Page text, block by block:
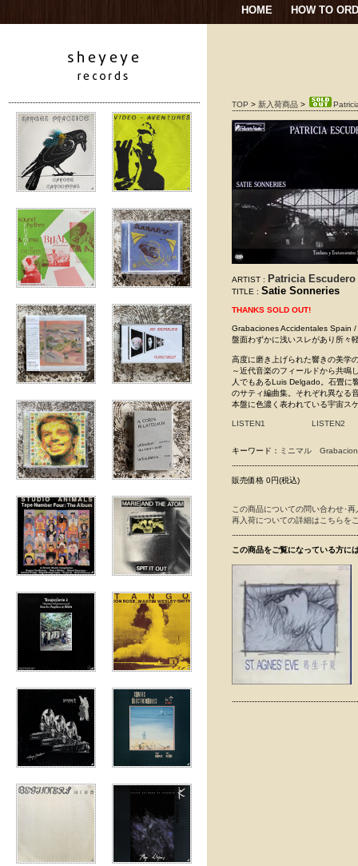
HOME HOW TO
TOP > 新入荷商品 >
ARTIST : Patricia Escudero
TITLE : Satie Sonneries
THANKS SOLD OUT!
Grabaciones Accidentales Spain
盤面わずかに浅いスレがあり所々
高度に磨き上げられた響きの美学
～近代音楽のフィールドから共鳴
人でもあるLuis Delgado。石畳に
のサティ編曲集。それぞれ異なる
本盤に色濃く表われている宇宙ス
LISTEN1 LISTEN2
キーワード： ミニマル
販売価格 0円(税込)
この商品についての問い合わせ･
再入荷についての詳細はこちらを
この商品をご覧になっている方に